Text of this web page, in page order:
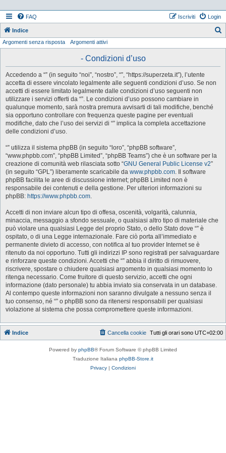
FAQ Login
Iscriviti
Indice
Argomenti senza risposta Argomenti attivi
- Condizioni d’uso
Accedendo a “” (in seguito “noi”, “nostro”, “”, “https://superzeta.it”), l’utente
accetta di essere vincolato legalmente alle seguenti condizioni d’uso. Se non
accetti di essere limitato legalmente dalle condizioni d’uso seguenti non
utilizzare i servizi offerti da “”. Le condizioni d’uso possono cambiare in
qualunque momento, sarà nostra premura avvisarti di tali modifiche, benché
sia opportuno controllare con frequenza queste pagine per eventuali
modifiche, dato che l’uso dei servizi di “” implica la completa accettazione
delle condizioni d’uso.
“” utilizza il sistema phpBB (in seguito “loro”, “phpBB software”,
“www.phpbb.com”, “phpBB Limited”, “phpBB Teams”) che è un software per la
creazione di comunità web rilasciata sotto “GNU General Public License v2”
(in seguito “GPL”) liberamente scaricabile da www.phpbb.com. Il software
phpBB facilita le aree di discussione internet; phpBB Limited non è
responsabile dei contenuti e della gestione. Per ulteriori informazioni su
phpBB: https://www.phpbb.com.
Accetti di non inviare alcun tipo di offesa, oscenità, volgarità, calunnia,
minaccia, messaggio a sfondo sessuale, o qualsiasi altro tipo di materiale che
può violare una qualsiasi Legge del proprio Stato, o dello Stato dove “” è
ospitato, o di una Legge internazionale. Fare ciò porta all’immediato e
permanente divieto di accesso, con notifica al tuo provider Internet se è
ritenuto da noi opportuno. Tutti gli indirizzi IP sono registrati per salvaguardare
e rinforzare queste condizioni. Accetti che “” abbia il diritto di rimuovere,
riscrivere, spostare o chiudere qualsiasi argomento in qualsiasi momento lo
ritenga necessario. Come fruitore di questo servizio, accetti che ogni
informazione (dato personale) tu abbia inviato sia conservata in un database.
Al contempo queste informazioni non saranno divulgate a nessuno senza il
tuo consenso, né “” o phpBB sono da ritenersi responsabili per qualsiasi
violazione al sistema che possa compromettere queste informazioni.
Indice Tutti gli orari sono UTC+02:00
Cancella cookie
Powered by phpBB® Forum Software © phpBB Limited
Traduzione Italiana phpBB-Store.it
Privacy | Condizioni